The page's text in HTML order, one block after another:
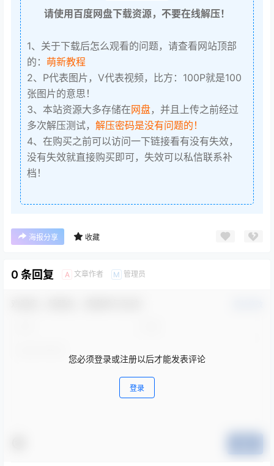
请使用百度网盘下载资源，不要在线解压！
1、关于下载后怎么观看的问题，请查看网站顶部
的： 萌新教程
2、P代表图片，V代表视频，比方：100P就是100
张图片的意思！
3、本站资源大多存储在网盘，并且上传之前经过
多次解压测试， 解压密码是没有问题的！
4、在购买之前可以访问一下链接看有没有失效，
没有失效就直接购买即可，失效可以私信联系补
档！
海报分享 收藏
0 条回复 A 文章作者 M 管理员
您必须登录或注册以后才能发表评论
登录